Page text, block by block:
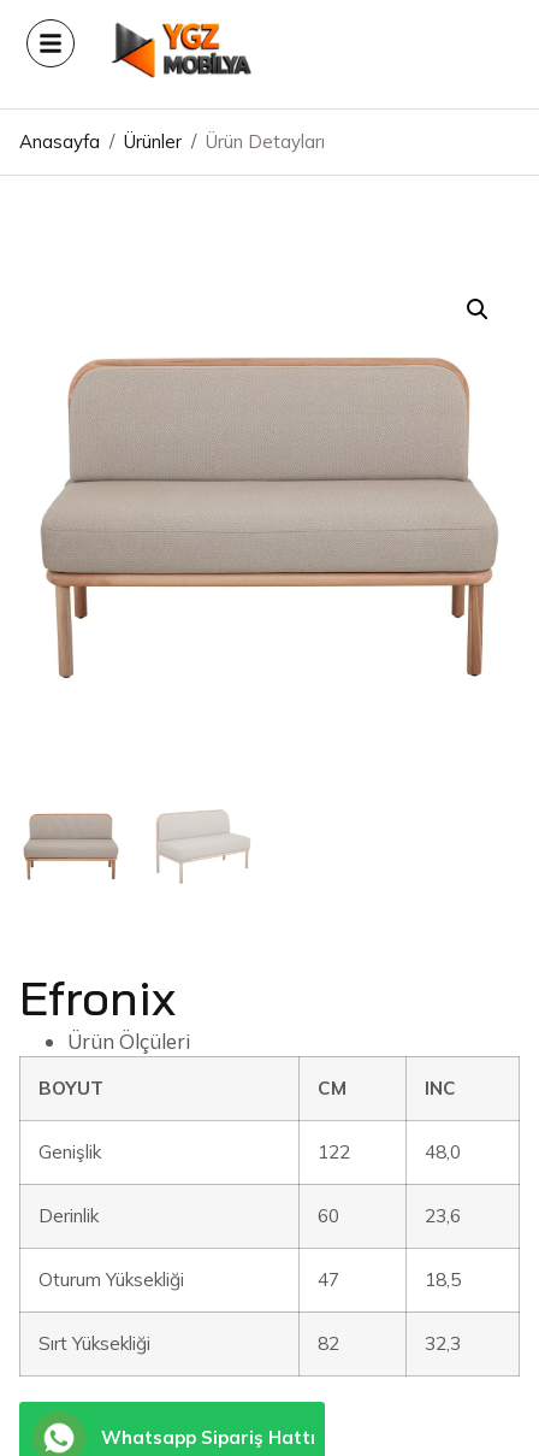
Anasayfa / Ürünler / Ürün Detayları
Efronix
Ürün Ölçüleri
BOYUT CM INC
Genişlik 122 48,0
Derinlik 60 23,6
Oturum Yüksekliği 47 18,5
Sırt Yüksekliği 82 32,3
Whatsapp Sipariş Hattı